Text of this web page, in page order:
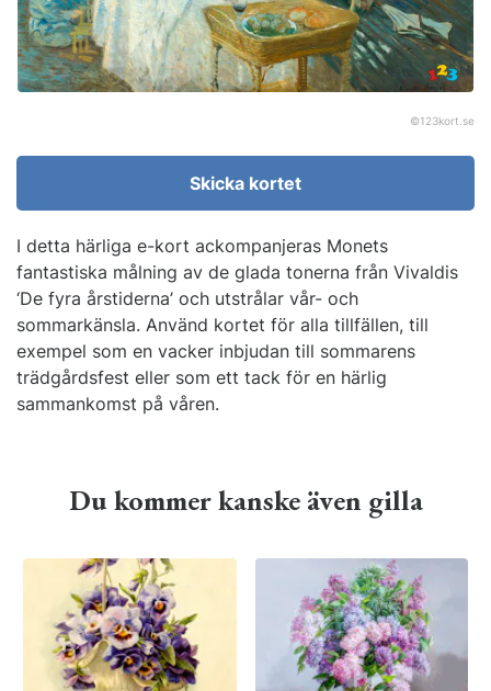
©123kort.se
Skicka kortet
I detta härliga e-kort ackompanjeras Monets
fantastiska målning av de glada tonerna från Vivaldis
‘De fyra årstiderna’ och utstrålar vår- och
sommarkänsla. Använd kortet för alla tillfällen, till
exempel som en vacker inbjudan till sommarens
trädgårdsfest eller som ett tack för en härlig
sammankomst på våren.
Du kommer kanske även gilla